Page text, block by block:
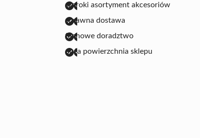
szeroki asortyment akcesoriów
sprawna dostawa
fachowe doradztwo
duża powierzchnia sklepu